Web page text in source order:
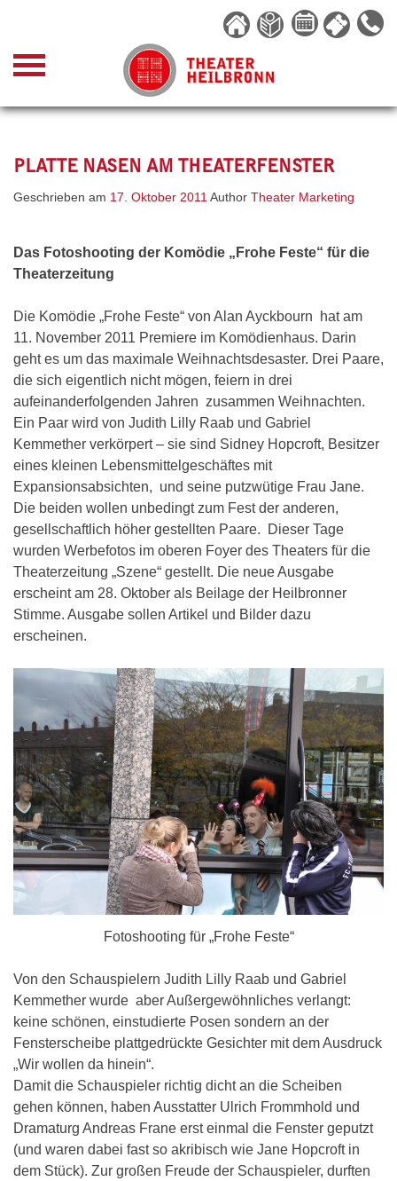
content
PLATTE NASEN AM THEATERFENSTER
Geschrieben am 17. Oktober 2011 Author Theater Marketing
Das Fotoshooting der Komödie „Frohe Feste“ für die
Theaterzeitung
Die Komödie „Frohe Feste“ von Alan Ayckbourn hat am
11. November 2011 Premiere im Komödienhaus. Darin
geht es um das maximale Weihnachtsdesaster. Drei Paare,
die sich eigentlich nicht mögen, feiern in drei
aufeinanderfolgenden Jahren zusammen Weihnachten.
Ein Paar wird von Judith Lilly Raab und Gabriel
Kemmether verkörpert – sie sind Sidney Hopcroft, Besitzer
eines kleinen Lebensmittelgeschäftes mit
Expansionsabsichten, und seine putzwütige Frau Jane.
Die beiden wollen unbedingt zum Fest der anderen,
gesellschaftlich höher gestellten Paare. Dieser Tage
wurden Werbefotos im oberen Foyer des Theaters für die
Theaterzeitung „Szene“ gestellt. Die neue Ausgabe
erscheint am 28. Oktober als Beilage der Heilbronner
Stimme. Ausgabe sollen Artikel und Bilder dazu
erscheinen.
Fotoshooting für „Frohe Feste“
Von den Schauspielern Judith Lilly Raab und Gabriel
Kemmether wurde aber Außergewöhnliches verlangt:
keine schönen, einstudierte Posen sondern an der
Fensterscheibe plattgedrückte Gesichter mit dem Ausdruck
„Wir wollen da hinein“.
Damit die Schauspieler richtig dicht an die Scheiben
gehen können, haben Ausstatter Ulrich Frommhold und
Dramaturg Andreas Frane erst einmal die Fenster geputzt
(und waren dabei fast so akribisch wie Jane Hopcroft in
dem Stück). Zur großen Freude der Schauspieler, durften